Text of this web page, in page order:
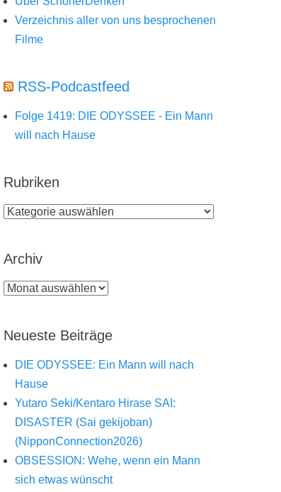
Verzeichnis aller von uns besprochenen
Filme
RSS-Podcastfeed
Folge 1419: DIE ODYSSEE - Ein Mann
will nach Hause
Rubriken
Rubriken
Archiv
Archiv
Neueste Beiträge
DIE ODYSSEE: Ein Mann will nach
Hause
Yutaro Seki/Kentaro Hirase SAI:
DISASTER (Sai gekijoban)
(NipponConnection2026)
OBSESSION: Wehe, wenn ein Mann
sich etwas wünscht